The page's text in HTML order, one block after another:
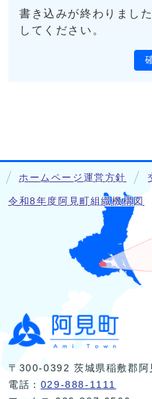
書き込みが終わりまし
してください。
ホームページ運営方針
令和8年度阿見町組織機構図
〒300-0392 茨城県稲敷郡阿
電話： 029-888-1111